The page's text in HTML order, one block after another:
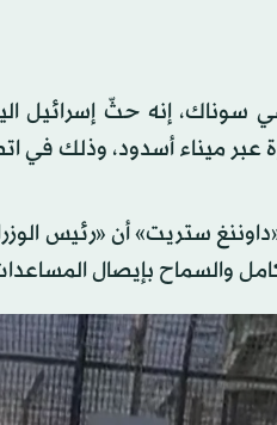
سوناك، إنه حثّ إسرائيل
عبر ميناء أسدود، وذلك في
ستريت» أن «رئيس
والسماح بإيصال